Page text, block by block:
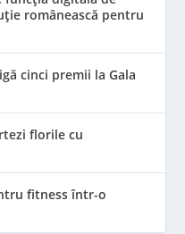
românească pentru
cinci premii la Gala
florile cu
fitness într-o